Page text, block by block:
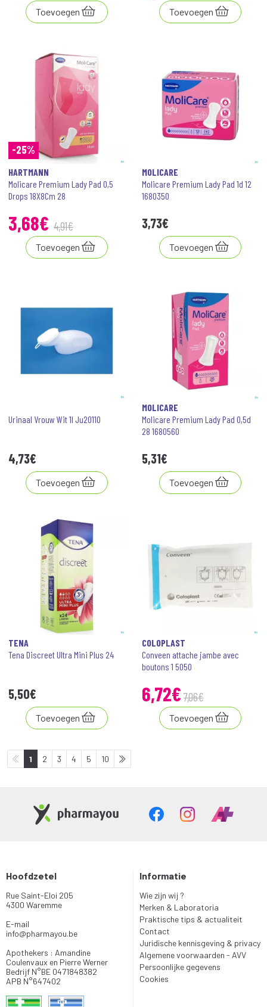
Toevoegen Toevoegen
-25%
HARTMANN
Molicare Premium Lady Pad 0,5
Drops 18X8Cm 28
3,68€ 4,91€
Toevoegen
MOLICARE
Molicare Premium Lady Pad 1d 12
1680350
3,73€
Toevoegen
Urinaal Vrouw Wit 1l Ju20110
4,73€
Toevoegen
MOLICARE
Molicare Premium Lady Pad 0,5d
28 1680560
5,31€
Toevoegen
TENA
Tena Discreet Ultra Mini Plus 24
5,50€
Toevoegen
COLOPLAST
Conveen attache jambe avec
boutons 1 5050
6,72€ 7,06€
Toevoegen
1 2 3 4 5 10
Hoofdzetel
Rue Saint-Eloi 205
4300 Waremme
E-mail
info@pharmayou.be
Apothekers : Amandine
Coulenvaux en Pierre Werner
Bedrijf N°BE 0471848382
APB N°647402
Informatie
Wie zijn wij ?
Merken & Laboratoria
Praktische tips & actualiteit
Contact
Juridische kennisgeving & privacy
Algemene voorwaarden - AVV
Persoonlijke gegevens
Cookies